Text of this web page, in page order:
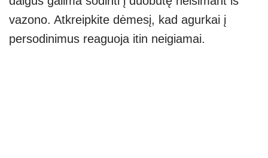
vazono. Atkreipkite dėmesį, kad agurkai į
persodinimus reaguoja itin neigiamai.